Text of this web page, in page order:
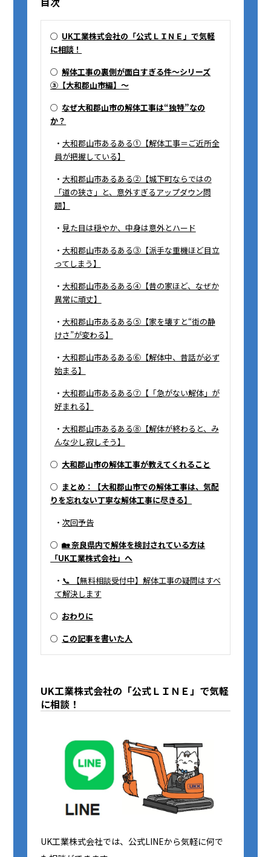
○ UK工業株式会社の「公式ＬＩＮＥ」で気軽
に相談！
○解体工事の裏側が面白すぎる件～シリーズ
③【大和郡山市編】～
○ なぜ大和郡山市の解体工事は“独特”なの
か？
・ 大和郡山市あるある①【解体工事＝ご近所全
員が把握している】
・ 大和郡山市あるある②【城下町ならではの
「道の狭さ」と、意外すぎるアップダウン問
題】
・ 見た目は穏やか、中身は意外とハード
・ 大和郡山市あるある③【派手な重機ほど目立
ってしまう】
・ 大和郡山市あるある④【昔の家ほど、なぜか
異常に頑丈】
・ 大和郡山市あるある⑤【家を壊すと“街の静
けさ”が変わる】
・ 大和郡山市あるある⑥【解体中、昔話が必ず
始まる】
・ 大和郡山市あるある⑦【「急がない解体」が
好まれる】
・ 大和郡山市あるある⑧【解体が終わると、み
んな少し寂しそう】
○ 大和郡山市の解体工事が教えてくれること
○ まとめ：【大和郡山市での解体工事は、気配
りを忘れない丁寧な解体工事に尽きる】
・ 次回予告
○🏡 奈良県内で解体を検討されている方は
「UK工業株式会社」へ
・ 📞 【無料相談受付中】解体工事の疑問はすべ
て解決します
○ おわりに
○ この記事を書いた人
UK工業株式会社の「公式ＬＩＮＥ」で気軽
に相談！
UK工業株式会社では、公式LINEから気軽に何で